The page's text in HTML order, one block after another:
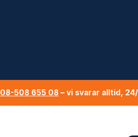
08-508 655 08 – vi svarar alltid,